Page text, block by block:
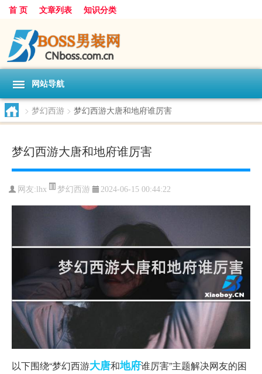
首 页 文章列表 知识分类
网站导航
> 梦幻西游 > 梦幻西游大唐和地府谁厉害
梦幻西游大唐和地府谁厉害
网友: lhx 梦幻西游 2024-06-15 00:44:22
以下围绕“梦幻西游大唐和地府谁厉害”主题解决网友的困